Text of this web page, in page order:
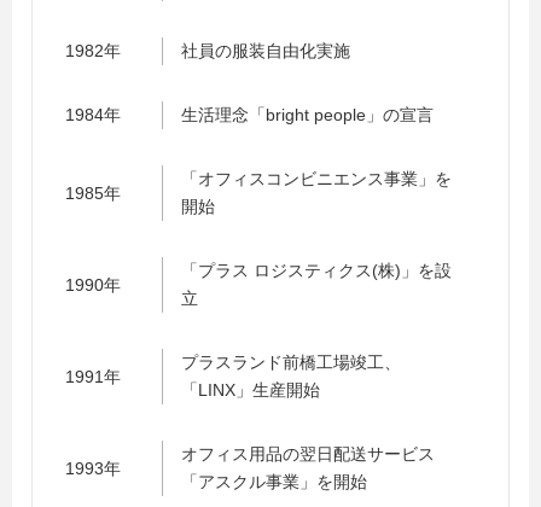
1982年 社員の服装自由化実施
1984年 生活理念「bright people」の宣言
1985年
「オフィスコンビニエンス事業」を
開始
1990年
「プラス ロジスティクス(株)」を設
立
1991年
プラスランド前橋工場竣工、
「LINX」生産開始
1993年
オフィス用品の翌日配送サービス
「アスクル事業」を開始